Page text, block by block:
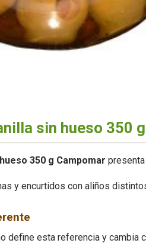
sin hueso 350
350 g Campomar
y encurtidos con aliños
define esta referencia y cambia